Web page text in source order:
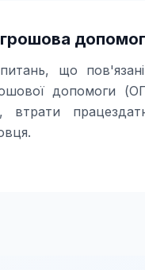
питань, що
допомоги
втрати